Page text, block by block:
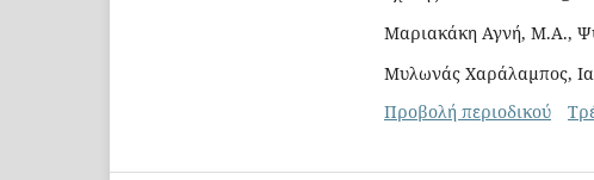
Μαριακάκη Αγνή, Μ.Α.,
Μυλωνάς Χαράλαμπος,
Προβολή περιοδικού